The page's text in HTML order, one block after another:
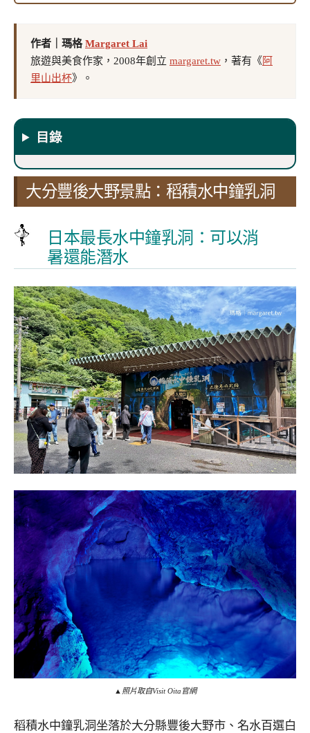
作者｜瑪格Margaret Lai
旅遊與美食作家，2008年創立 margaret.tw ，著有《阿
里山出杯》。
目錄
大分豐後大野景點：稻積水中鐘乳洞
日本最長水中鐘乳洞：可以消
暑還能潛水
▲照片取自Visit Oita官網
稻積水中鐘乳洞坐落於大分縣豐後大野市、名水百選白